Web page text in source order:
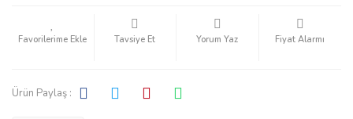
Tavsiye Et Yorum Yaz Fiyat Alarmı
Ürün Paylaş :